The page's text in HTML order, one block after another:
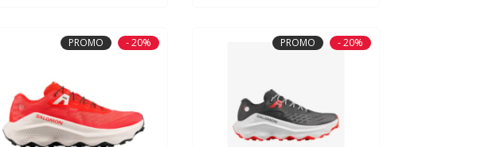
PROMO - 20% PROMO - 20%